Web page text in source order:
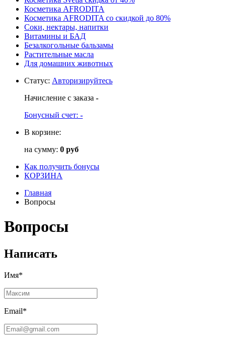
Косметика AFRODITA
Косметика AFRODITA со скидкой до 80%
Соки, нектары, напитки
Витамины и БАД
Безалкогольные бальзамы
Растительные масла
Для домашних животных
Статус: Авторизируйтесь
Начисление с заказа -
Бонусный счет: -
В корзине:
на сумму: 0 руб
Как получить бонусы
КОРЗИНА
Главная
Вопросы
Вопросы
Написать
Имя*
Email*